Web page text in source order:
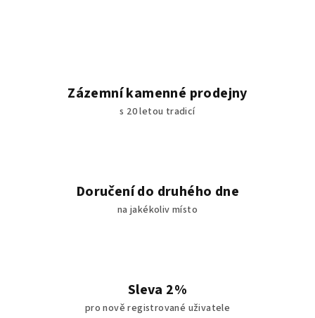
Zázemní kamenné prodejny
s 20 letou tradicí
Doručení do druhého dne
na jakékoliv místo
Sleva 2%
pro nově registrované uživatele